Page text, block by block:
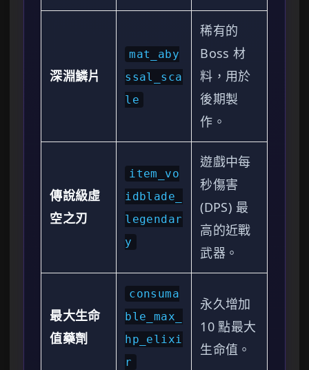
深淵鱗片
mat_aby
ssal_sca
le
稀有的
Boss 材
料，用於
後期製
作。
傳說級虛
空之刃
item_vo
idblade_
legendar
y
遊戲中每
秒傷害
(DPS) 最
高的近戰
武器。
最大生命
值藥劑
consuma
ble_max_
hp_elixi
r
永久增加
10 點最大
生命值。